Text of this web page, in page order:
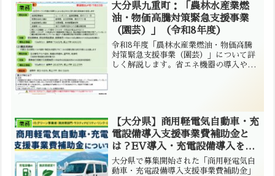
業務
大分県九重町：「農林水産業燃
油・物価高騰対策緊急支援事業
（園芸）」（令和8年度）
令和8年度「農林水産業燃油・物価高騰
対策緊急支援事業（園芸）」について詳
しく解説します。省エネ機器の導入や園
業務
【大分県】商用軽電気自動車・充
電設備導入支援事業費補助金と
は？EV導入・充電設備導入を支
援！
大分県で募集開始された「商用軽電気自
動車・充電設備導入支援事業費補助金」